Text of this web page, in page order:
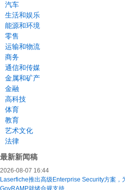
汽车
生活和娱乐
能源和环境
零售
运输和物流
商务
通信和传媒
金属和矿产
金融
高科技
体育
教育
艺术文化
法律
最新新闻稿
2026-08-07 16:44
Laserfiche推出高级Enterprise Security方案，